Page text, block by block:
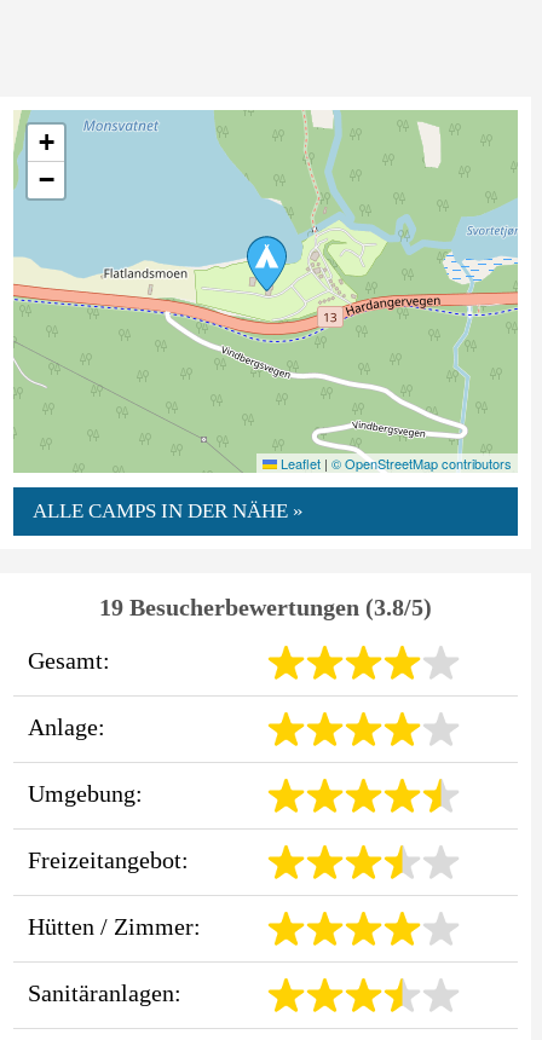
+
−
Leaflet | © OpenStreetMap contributors
ALLE CAMPS IN DER NÄHE »
19 Besucherbewertungen (3.8/5)
Gesamt:
Anlage:
Umgebung:
Freizeitangebot:
Hütten / Zimmer:
Sanitäranlagen: